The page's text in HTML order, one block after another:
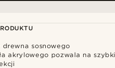
drewna sosnowego
akrylowego pozwala na szybki